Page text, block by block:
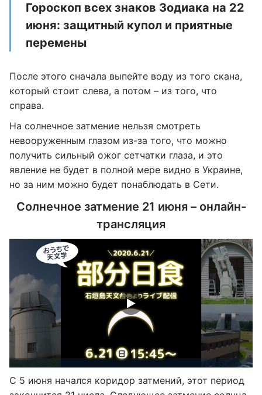
Гороскоп всех знаков Зодиака на 22
июня: защитный купол и приятные
перемены
После этого сначала выпейте воду из того скана,
который стоит слева, а потом – из того, что
справа.
На солнечное затмение нельзя смотреть
невооруженным глазом из-за того, что можно
получить сильный ожог сетчатки глаза, и это
явление не будет в полной мере видно в Украине,
но за ним можно будет понаблюдать в Сети.
Солнечное затмение 21 июня – онлайн-
трансляция
С 5 июня начался коридор затмений, этот период